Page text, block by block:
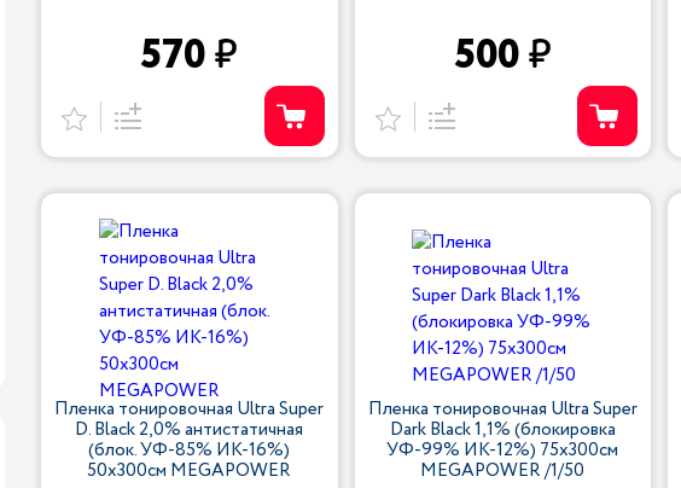
570 500
Пленка тонировочная Ultra Super
D. Black 2,0% антистатичная
(блок. УФ-85% ИК-16%)
50х300см MEGAPOWER
Пленка тонировочная Ultra Super
Dark Black 1,1% (блокировка
УФ-99% ИК-12%) 75х300см
MEGAPOWER /1/50